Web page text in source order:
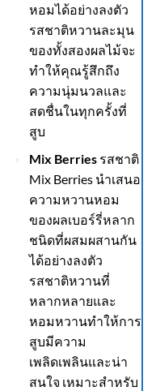
หอมได้อย่างลงตัว
รสชาติหวานละมุน
ของทั้งสองผลไม้จะ
ทำให้คุณรู้สึกถึง
ความนุ่มนวลและ
สดชื่นในทุกครั้งที่
สูบ
Mix Berriesรสชาติ
Mix Berries นำเสนอ
ความหวานหอม
ของผลเบอร์รี่หลาก
ชนิดที่ผสมผสานกัน
ได้อย่างลงตัว
รสชาติหวานที่
หลากหลายและ
หอมหวานทำให้การ
สูบมีความ
เพลิดเพลินและน่า
สนใจ เหมาะสำหรับ